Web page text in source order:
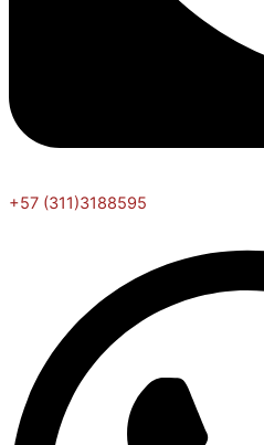
+57 (311)3188595